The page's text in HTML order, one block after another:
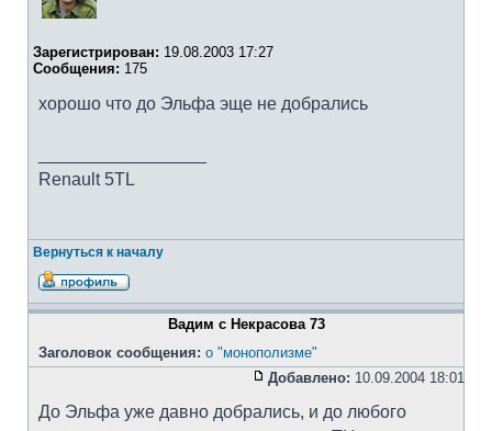
Зарегистрирован: 19.08.2003 17:27
Сообщения: 175
хорошо что до Эльфа эще не добрались
Renault 5TL
Вернуться к началу
Вадим с Некрасова 73
Заголовок сообщения: о "монополизме"
Добавлено: 10.09.2004 18:01
До Эльфа уже давно добрались, и до любого